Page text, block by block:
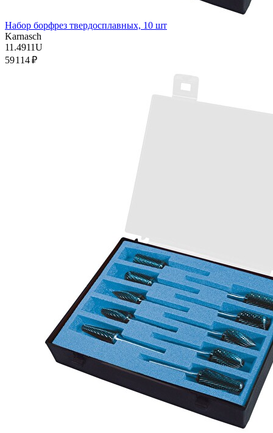
Набор борфрез твердосплавных, 10 шт
Karnasch
11.4911U
59 114 ₽